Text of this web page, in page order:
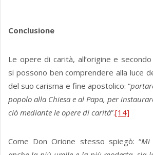
Conclusione
Le opere di carità, all’origine e
si possono ben comprendere alla luce
del suo carisma e fine apostolico: “
popolo alla Chiesa e al Papa, per
ciò mediante le opere di carità”.[14]
Come Don Orione stesso spiegò: “Mi